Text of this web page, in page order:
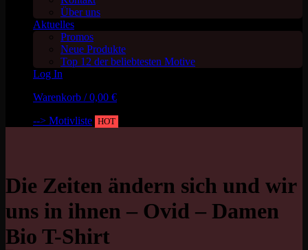
Über uns
Aktuelles
Promos
Neue Produkte
Top 12 der beliebtesten Motive
Log In
Warenkorb /0,00 €
--> Motivliste HOT
Die Zeiten ändern sich und wir
uns in ihnen – Ovid – Damen
Bio T-Shirt